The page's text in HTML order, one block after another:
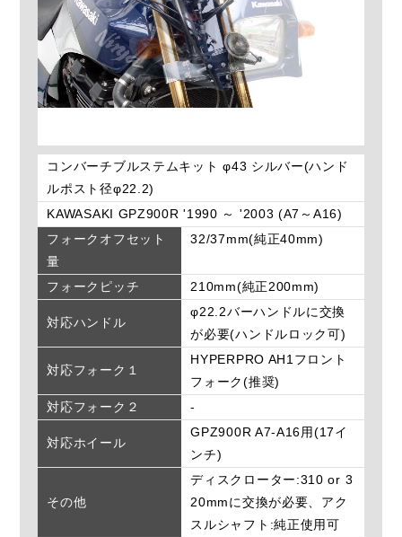
コンバーチブルステムキット φ43 シルバー(ハンド
ルポスト径φ22.2)
KAWASAKI GPZ900R '1990 ～ '2003 (A7～A16)
フォークオフセット
量
32/37mm(純正40mm)
フォークピッチ 210mm(純正200mm)
対応ハンドル
φ22.2バーハンドルに交換
が必要(ハンドルロック可)
対応フォーク１
HYPERPRO AH1フロント
フォーク(推奨)
対応フォーク２
-
対応ホイール
GPZ900R A7-A16用(17イ
ンチ)
その他
ディスクローター:310 or 3
20mmに交換が必要、アク
スルシャフト:純正使用可